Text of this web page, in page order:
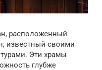
расположенный
известный своими
Эти храмы
глубже